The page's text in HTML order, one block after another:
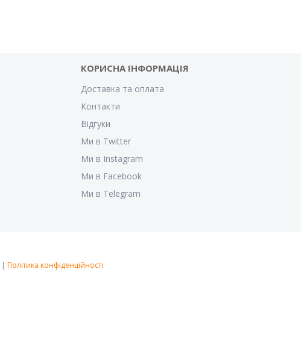
КОРИСНА ІНФОРМАЦІЯ
Доставка та оплата
Контакти
Відгуки
Ми в Twitter
Ми в Instagram
Ми в Facebook
Ми в Telegram
| Політика конфіденційності